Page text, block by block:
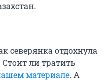
северянка отдохнула
Стоит ли тратить
материале. А